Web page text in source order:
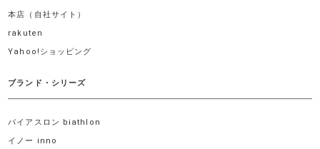
本店（自社サイト）
rakuten
Yahoo!ショッピング
ブランド・シリーズ
バイアスロン biathlon
イノー inno